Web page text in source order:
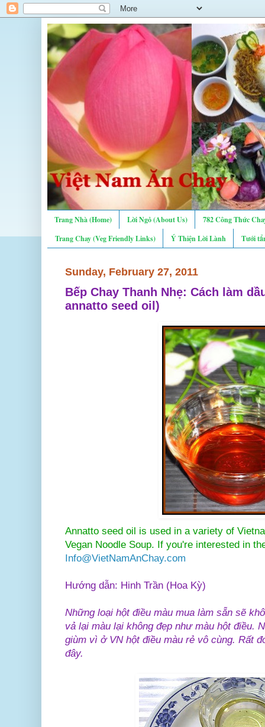
Trang Nhà (Home) Lời Ngỏ (About Us)
782 Công Thức
Trang Chay (Veg Friendly Links)
Ý Thiện Lời Lành Tưới
Sunday, February 27, 2011
Bếp Chay Thanh Nhẹ: Cách làm
annatto seed oil)
Annatto seed oil is used in a variety of
Vegan Noodle Soup. If you're interested in
Info@VietNamAnChay.com
Hướng dẫn: Hinh Trần (Hoa Kỳ)
Những loại hột điều màu mua làm sẵn sẽ
vả lại màu lại không đẹp như màu hột điều.
giùm vì ở VN hột điều màu rẻ vô cùng. Rất
đây.